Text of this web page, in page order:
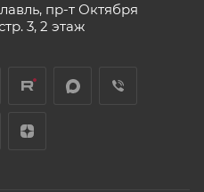
пр-т Октября
3, 2 этаж